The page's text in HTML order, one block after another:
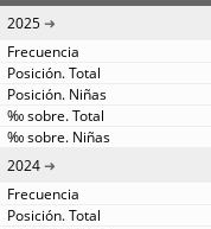
2025
2024